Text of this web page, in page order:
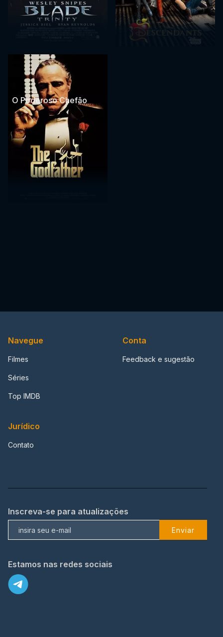
O Poderoso Chefão
Navegue
Filmes
Séries
Top IMDB
Conta
Feedback e sugestão
Jurídico
Contato
Inscreva-se para atualizações
Enviar
Estamos nas redes sociais